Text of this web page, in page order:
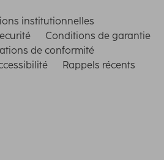
institutionnelles
Conditions de garantie
de conformité
Rappels récents